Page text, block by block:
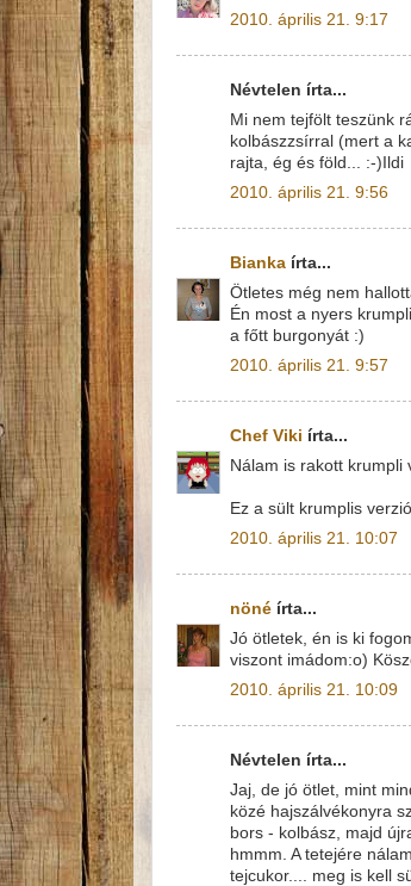
2010. április 21. 9:17
Névtelen írta...
Mi nem tejfölt teszünk
kolbászzsírral (mert a
rajta, ég és föld... :-)Ildi
2010. április 21. 9:56
Bianka írta...
Ötletes még nem
Én most a nyers
a főtt burgonyát :)
2010. április 21. 9:57
Chef Viki írta...
Nálam is rakott krumpli
Ez a sült krumplis
2010. április 21. 10:07
nöné írta...
Jó ötletek, én is ki
viszont imádom:o)
2010. április 21. 10:09
Névtelen írta...
Jaj, de jó ötlet, mint
közé hajszálvékonyra
bors - kolbász, majd
hmmm. A tetejére
tejcukor.... meg is kell